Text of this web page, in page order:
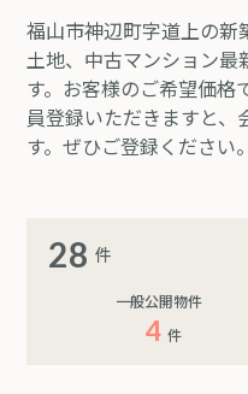
福山市神辺町字道上の新
土地、中古マンション最
す。お客様のご希望価格
員登録いただきますと、
す。ぜひご登録ください。
28 件
一般公開物件
4 件